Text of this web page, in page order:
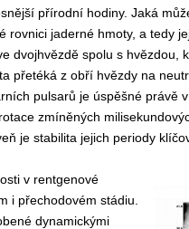
přírodní hodiny. Jaká
jaderné hmoty, a tedy
dvojhvězdě spolu s hvězdou,
přetéká z obří hvězdy na
pulsarů je úspěšné právě
zmíněných
je stabilita jejich periody
v rentgenové
i přechodovém stádiu.
dynamickými